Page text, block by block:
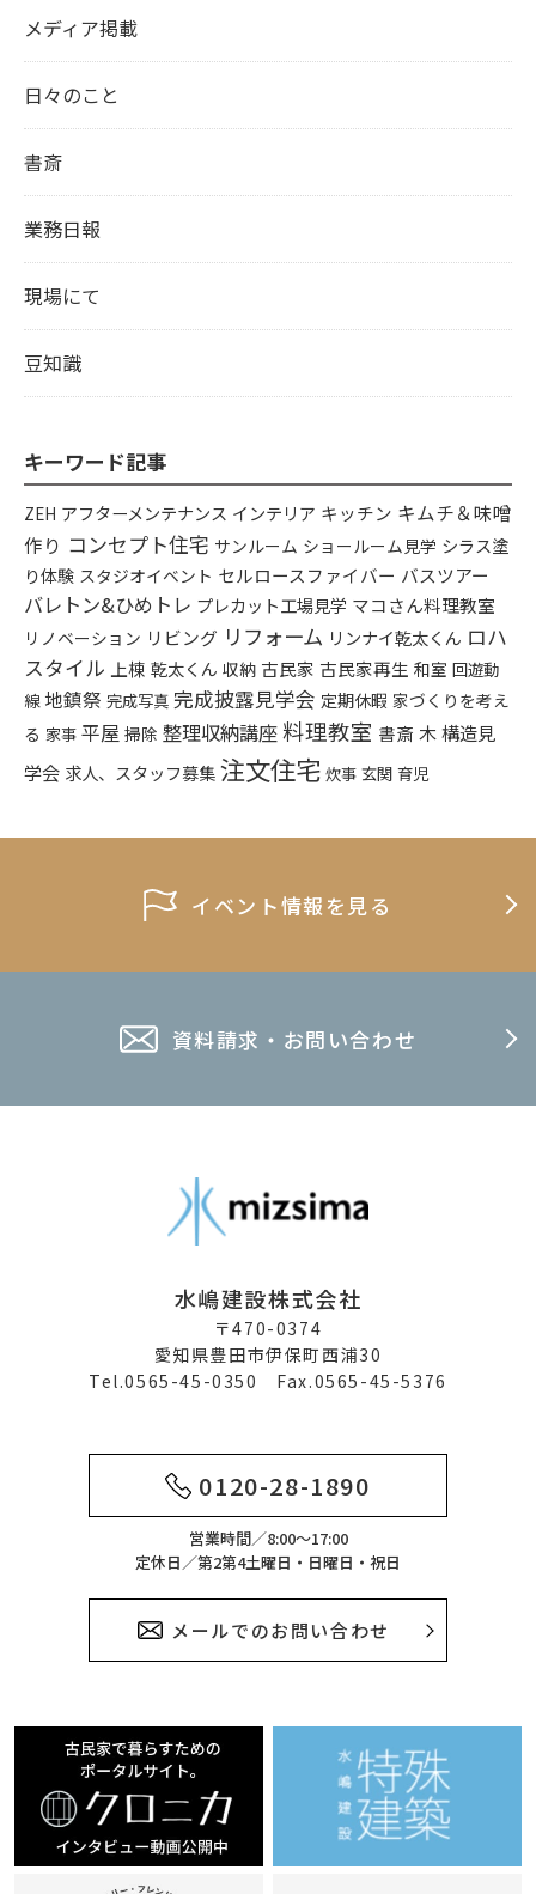
メディア掲載
日々のこと
書斎
業務日報
現場にて
豆知識
キーワード記事
ZEH アフターメンテナンス インテリア キッチン キムチ＆味噌
作り コンセプト住宅 サンルーム ショールーム見学 シラス塗
り体験 スタジオイベント セルロースファイバー バスツアー
バレトン&ひめトレ プレカット工場見学 マコさん料理教室
リノベーション リビング リフォーム リンナイ乾太くん ロハ
スタイル 上棟 乾太くん 収納 古民家 古民家再生 和室 回遊動
線 地鎮祭 完成写真 完成披露見学会 定期休暇 家づくりを考え
る 家事 平屋 掃除 整理収納講座料理教室 書斎 木構造見
学会 求人、スタッフ募集注文住宅 炊事 玄関 育児
イベント情報を見る
資料請求・お問い合わせ
水嶋建設株式会社
〒470-0374
愛知県豊田市伊保町西浦30
Tel.0565-45-0350 Fax.0565-45-5376
0120-28-1890
営業時間／8:00～17:00
定休日／第2第4土曜日・日曜日・祝日
メールでのお問い合わせ